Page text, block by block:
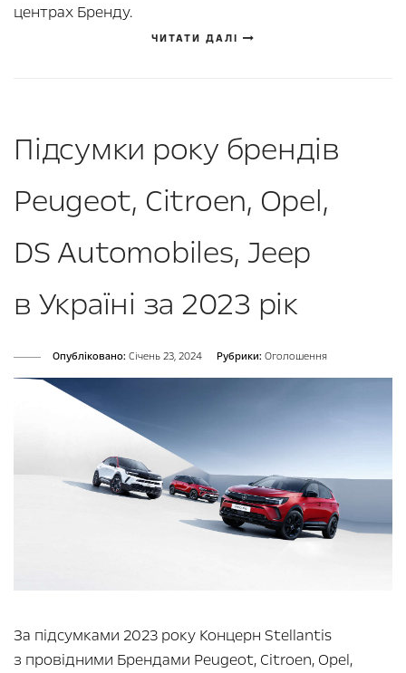
центрах Бренду.
ЧИТАТИ ДАЛІ
Підсумки року брендів
Peugeot, Citroen, Opel,
DS Automobiles, Jeep
в Україні за 2023 рік
Опубліковано: Cічень 23, 2024 Рубрики: Оголошення
За підсумками 2023 року Концерн Stellantis
з провідними Брендами Peugeot, Citroen, Opel,